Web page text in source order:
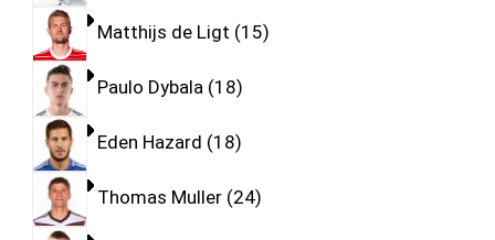
Matthijs de Ligt 15
Paulo Dybala 18
Eden Hazard 18
Thomas Muller 24